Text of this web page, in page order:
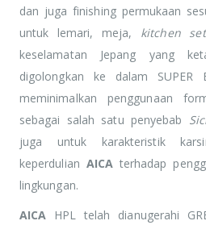
dan juga finishing permukaan
untuk lemari, meja, kitchen set
keselamatan Jepang yang
digolongkan ke dalam SUPER
meminimalkan penggunaan
sebagai salah satu penyebab
juga untuk karakteristik
keperdulian AICA terhadap
lingkungan.
AICA HPL telah dianugerahi